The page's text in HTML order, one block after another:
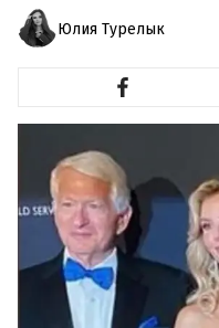
Юлия Турелык